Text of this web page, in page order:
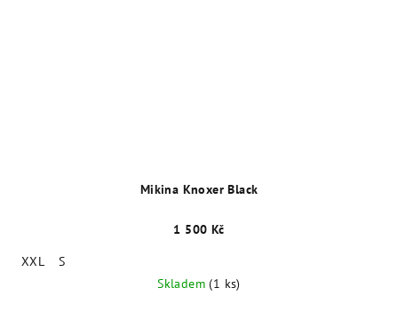
Mikina Knoxer Black
1 500 Kč
XXL
S
Skladem(1 ks)